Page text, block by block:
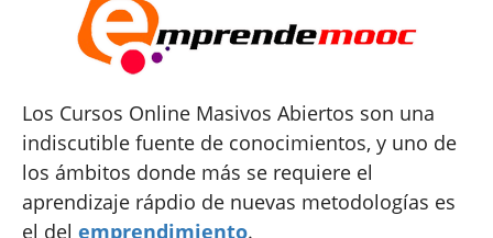
Los Cursos Online Masivos Abiertos son una
indiscutible fuente de conocimientos, y uno de
los ámbitos donde más se requiere el
aprendizaje rápdio de nuevas metodologías es
el del emprendimiento.